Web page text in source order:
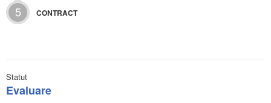
5 CONTRACT
Statut
Evaluare